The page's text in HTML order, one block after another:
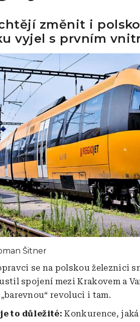
změnit i
vyjel s prvním
Šitner
se na polskou železnici
spojení mezi Krakovem a
revoluci i tam.
je to důležité:Konkurence,